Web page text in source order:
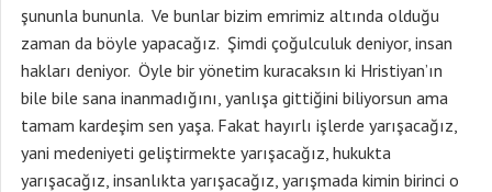
şununla bununla. Ve bunlar bizim emrimiz altında olduğu
zaman da böyle yapacağız. Şimdi çoğulculuk deniyor, insan
hakları deniyor. Öyle bir yönetim kuracaksın ki Hristiyan’ın
bile bile sana inanmadığını, yanlışa gittiğini biliyorsun ama
tamam kardeşim sen yaşa. Fakat hayırlı işlerde yarışacağız,
yani medeniyeti geliştirmekte yarışacağız, hukukta
yarışacağız, insanlıkta yarışacağız, yarışmada kimin birinci o